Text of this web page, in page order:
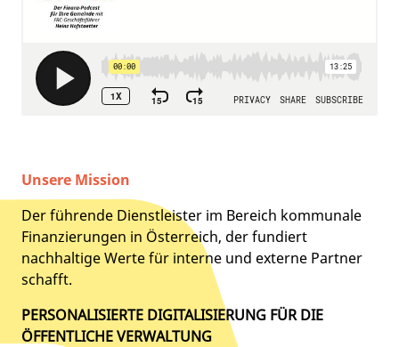
Unsere Mission
Der führende Dienstleister im Bereich kommunale
Finanzierungen in Österreich, der fundiert
nachhaltige Werte für interne und externe Partner
schafft.
PERSONALISIERTE DIGITALISIERUNG FÜR DIE
ÖFFENTLICHE VERWALTUNG